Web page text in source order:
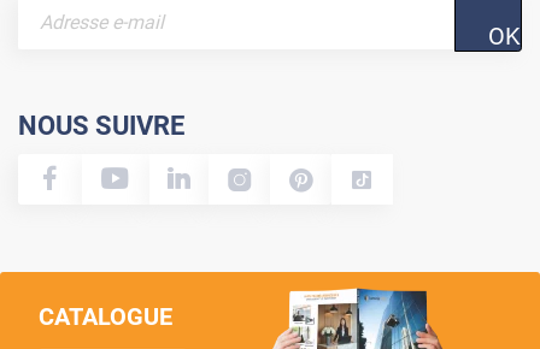
OK
NOUS SUIVRE
CATALOGUE